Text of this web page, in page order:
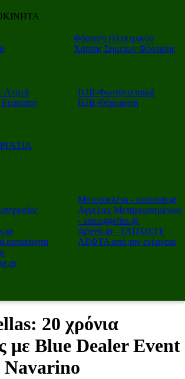
Φόρτιση Ηλεκτρικού
Χάρτης Σημείων Φόρτισης
Λεφτά
Β2Β-Φωτοβολταϊκά
Β2Β-Θέρμανση
αυτοκίνητα
Μοτοσικλέτα - mototriti.gr
Αγγελιες Μεταχειρισμένων
- autoaggelies.gr
4green.gr - ΓΛΙΤΩΣΤΕ
ΛΕΦΤΑ από την ενέργεια
20 χρόνια
με Blue Dealer Event
Navarino